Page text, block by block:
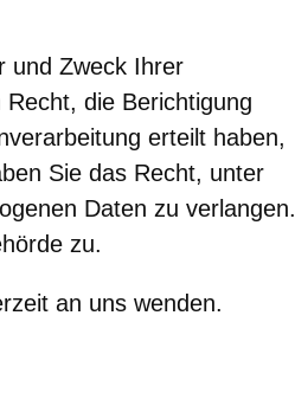
und Zweck Ihrer
die Berichtigung
erteilt haben,
Sie das Recht, unter
Daten zu verlangen.
zu.
an uns wenden.